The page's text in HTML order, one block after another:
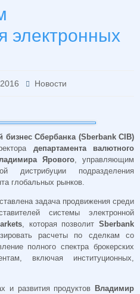
электронных
Новости
Сбербанка (Sberbank CIB)
департамента валютного
Ярового, управляющим
дистрибуции подразделения
глобальных рынков.
задача продвижения среди
системы электронной
, которая позволитSberbank
расчеты по сделкам со
полного спектра брокерских
включая институционных,
и развития продуктов Владимир